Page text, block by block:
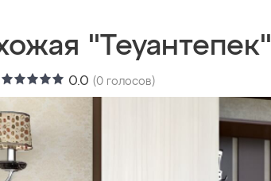
"Теуантепек"
0.0 (0 голосов)